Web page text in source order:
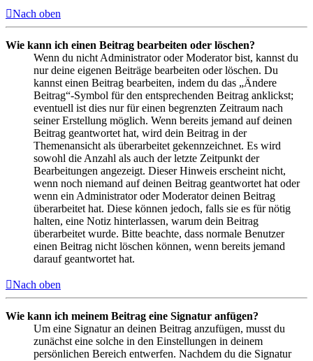
Nach oben
Wie kann ich einen Beitrag bearbeiten oder löschen?
Wenn du nicht Administrator oder Moderator bist, kannst du
nur deine eigenen Beiträge bearbeiten oder löschen. Du
kannst einen Beitrag bearbeiten, indem du das „Ändere
Beitrag“-Symbol für den entsprechenden Beitrag anklickst;
eventuell ist dies nur für einen begrenzten Zeitraum nach
seiner Erstellung möglich. Wenn bereits jemand auf deinen
Beitrag geantwortet hat, wird dein Beitrag in der
Themenansicht als überarbeitet gekennzeichnet. Es wird
sowohl die Anzahl als auch der letzte Zeitpunkt der
Bearbeitungen angezeigt. Dieser Hinweis erscheint nicht,
wenn noch niemand auf deinen Beitrag geantwortet hat oder
wenn ein Administrator oder Moderator deinen Beitrag
überarbeitet hat. Diese können jedoch, falls sie es für nötig
halten, eine Notiz hinterlassen, warum dein Beitrag
überarbeitet wurde. Bitte beachte, dass normale Benutzer
einen Beitrag nicht löschen können, wenn bereits jemand
darauf geantwortet hat.
Nach oben
Wie kann ich meinem Beitrag eine Signatur anfügen?
Um eine Signatur an deinen Beitrag anzufügen, musst du
zunächst eine solche in den Einstellungen in deinem
persönlichen Bereich entwerfen. Nachdem du die Signatur